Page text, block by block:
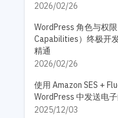
2026/02/26
WordPress 角色与权
Capabilities）终极开
精通
2026/02/26
使用 Amazon SES +
WordPress 中发送电
2025/12/03